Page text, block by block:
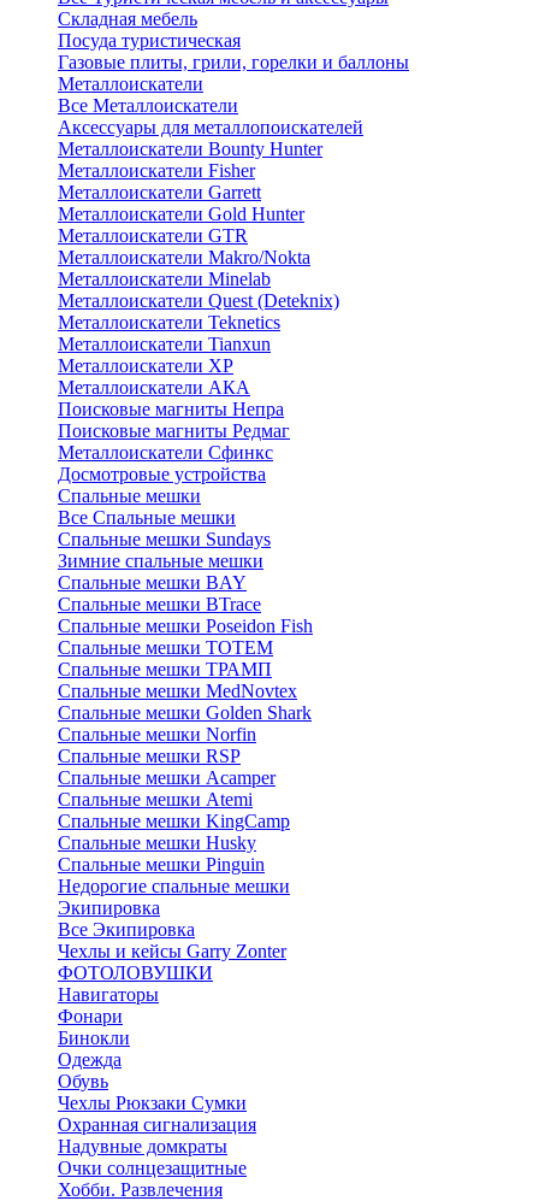
Складная мебель
Посуда туристическая
Газовые плиты, грили, горелки и баллоны
Металлоискатели
Все Металлоискатели
Аксессуары для металлопоискателей
Металлоискатели Bounty Hunter
Металлоискатели Fisher
Металлоискатели Garrett
Металлоискатели Gold Hunter
Металлоискатели GTR
Металлоискатели Makro/Nokta
Металлоискатели Minelab
Металлоискатели Quest (Deteknix)
Металлоискатели Teknetics
Металлоискатели Tianxun
Металлоискатели XP
Металлоискатели АКА
Поисковые магниты Непра
Поисковые магниты Редмаг
Металлоискатели Сфинкс
Досмотровые устройства
Спальные мешки
Все Спальные мешки
Спальные мешки Sundays
Зимние спальные мешки
Спальные мешки BAY
Спальные мешки BTrace
Спальные мешки Poseidon Fish
Спальные мешки ТОТЕМ
Спальные мешки ТРАМП
Cпальные мешки MedNovtex
Спальные мешки Golden Shark
Спальные мешки Norfin
Спальные мешки RSP
Спальные мешки Acamper
Спальные мешки Atemi
Спальные мешки KingCamp
Спальные мешки Husky
Спальные мешки Pinguin
Недорогие спальные мешки
Экипировка
Все Экипировка
Чехлы и кейсы Garry Zonter
ФОТОЛОВУШКИ
Навигаторы
Фонари
Бинокли
Одежда
Обувь
Чехлы Рюкзаки Сумки
Охранная сигнализация
Надувные домкраты
Очки солнцезащитные
Хобби. Развлечения